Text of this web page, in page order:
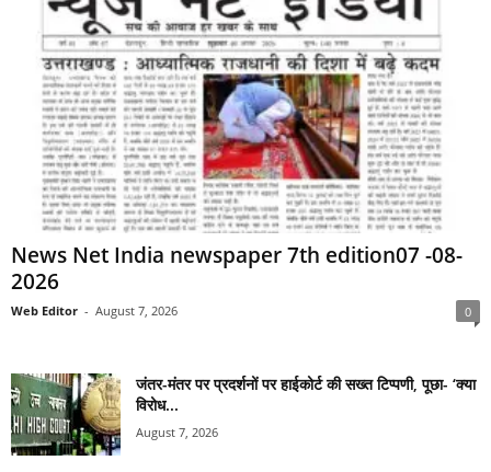
News Net India newspaper 7th edition07 -08-
2026
Web Editor - August 7, 2026 0
जंतर-मंतर पर प्रदर्शनों पर हाईकोर्ट की सख्त टिप्पणी, पूछा- ‘क्या
विरोध...
August 7, 2026